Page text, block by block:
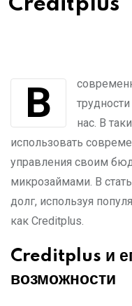
Creditplus
В современном мире финансовые
нас. В
использовать
управления своим
микрозаймами. В
долг, используя
как Creditplus.
Creditplus и
возможности